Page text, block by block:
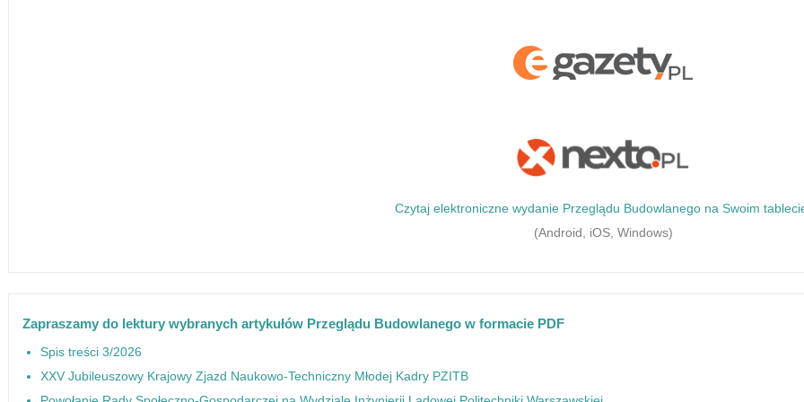
Czytaj elektroniczne wydanie Przeglądu Budowlanego na Swoim
(Android, iOS, Windows)
Zapraszamy do lektury wybranych artykułów Przeglądu Budowlanego w formacie PDF
Spis treści 3/2026
XXV Jubileuszowy Krajowy Zjazd Naukowo-Techniczny Młodej Kadry PZITB